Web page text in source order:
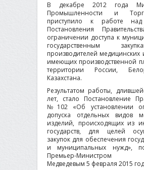
В декабре 2012 года
Промышленности и
приступило к работе над
Постановления
ограничении доступа к
государственным
производителей медицинских
имеющих производственной
территории России,
Казахстана.
Результатом работы,
лет, стало Постановление
№102 «Об установлении
допуска отдельных видов
изделий, происходящих из
государств, для целей
закупок для обеспечения
и муниципальных нужд»,
Премьер-Министром
Медведевым 5 февраля 2015